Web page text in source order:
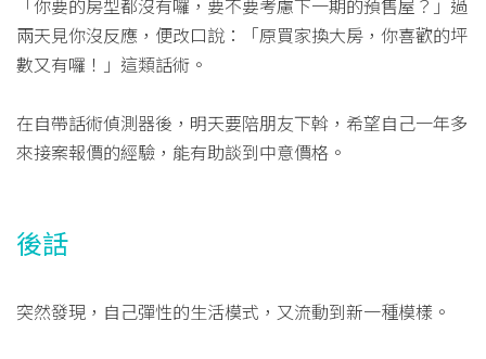
「你要的房型都沒有囉，要不要考慮下一期的預售屋？」過
兩天見你沒反應，便改口說：「原買家換大房，你喜歡的坪
數又有囉！」這類話術。
在自帶話術偵測器後，明天要陪朋友下斡，希望自己一年多
來接案報價的經驗，能有助談到中意價格。
後話
突然發現，自己彈性的生活模式，又流動到新一種模樣。